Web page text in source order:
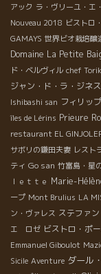
アック ラ・ヴリーユ・エ
Nouveau 2018 ビストロ
GAMAYS 世界ビオ栽培醸
Domaine La Petite
ド・ベルヴィル chef
ジャン・ド・ラ・ジネ
Ishibashi san フィリッ
îles de Lérins Prieure
restaurant EL
サボリの鎌田夫妻 レスト
ティ Go san 竹富島・星
ｌｅｔｔｅ Marie-
ープ Mont Brulius LA
ン・ヴァレス ステファ
エ ロゼ ビストロ・ポ
Emmanuel Giboulot
Sicile Aventure ダール